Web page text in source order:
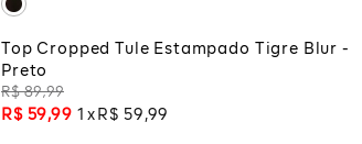
Top Cropped Tule Estampado Tigre Blur -
Preto
R$ 89,99
R$ 59,99 1 R$ 59 ,99